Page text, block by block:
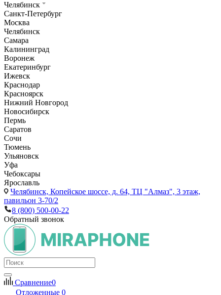
Челябинск
Санкт-Петербург
Москва
Челябинск
Самара
Калининград
Воронеж
Екатеринбург
Ижевск
Краснодар
Красноярск
Нижний Новгород
Новосибирск
Пермь
Саратов
Сочи
Тюмень
Ульяновск
Уфа
Чебоксары
Ярославль
Челябинск, Копейское шоссе, д. 64, ТЦ "Алмаз", 3 этаж,
павильон 3-70/2
8 (800) 500-00-22
Обратный звонок
Сравнение0
Отложенные 0